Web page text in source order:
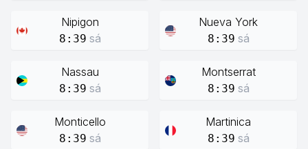
Nipigon
8:39 sá
Nueva York
8:39 sá
Nassau
8:39 sá
Montserrat
8:39 sá
Monticello
8:39 sá
Martinica
8:39 sá